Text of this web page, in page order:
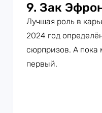
9. Зак
Лучшая роль в
2024 год
сюрпризов. А пока
первый.